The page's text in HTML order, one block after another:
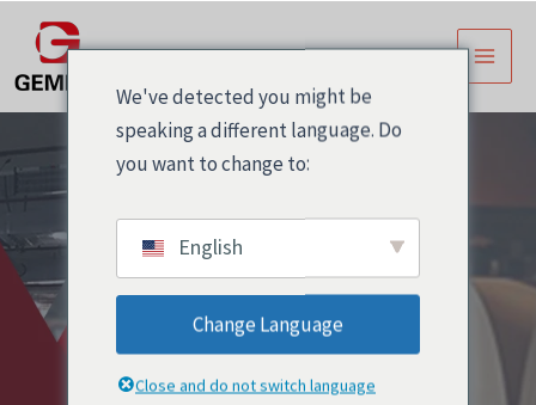
内
容
主
菜
storage self
adhesive label
We've detected you might be
speaking a different language. Do
you want to change to:
English
Change Language
Close and do not switch language